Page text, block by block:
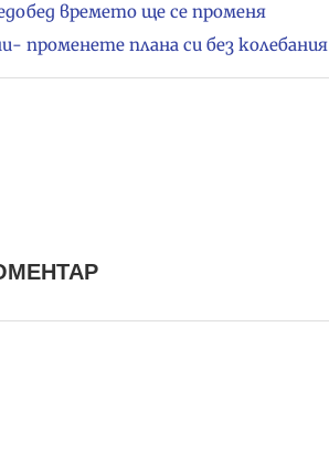
времето ще се променя
променете плана си без колебания